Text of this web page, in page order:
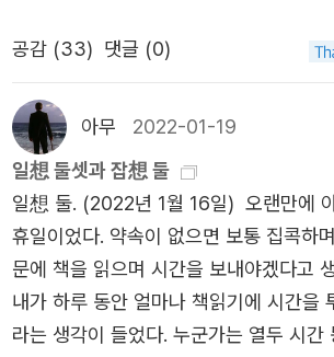
Stars and Stripes Forever)>를 휘파람
의 마지막 메시지를 인간의 언어로 해석
히, 그리고 물고기는 고마웠어요.’(So
for All the Fish)돌고래의 마지막 메시지
4권의 부제가 된다. 《히치하이커》가 라
으로 공개된 1970년대 중후반에 살았던
인간보다 지능이 뛰어난 동물이라는 사
렇지만 고래를 오랫동안 관찰한 과학자
있었다. * 칼 세이건 · 앤 드루얀 · 린다
명남 옮김 《지구의 속삭임》 (사이언스
의 편을 들게 된다. 자세한 내막은 모르
교육을 받고 자란 손흥민 선수의 인성을
의 책을 읽고 나니 손흥민 선수가 쓴 책
졌다. #3 요즘 즐겁게 읽고 있는 책! 문
한의 선의>다. 헌법의 사고방식에 대한
월한 글쟁이답게(책에서 계속 본인을 글
책이 재밌고 좋고 유익하고 감동적이다.
싶은 책이다. #4 난 항상 뒷북을 친다.
책이지만 크게 관심가지 않았다. 난 베스
는다. 관심은 가지만 이 이상의 흥미가
정 배우가 파친코 드라마로 아카데미 여
의 아름다움을 둘러보라. 언젠가 그 모든
다. 코스모스는 아름다운 것을 진화시켜
산산이 부수고, 부서진 조각들로 새로운
중성자별들이 서로 충돌해 우주 공간으로
따라서 어느 세계에서든 오래 생존하고
간 대량이주, 나아가 항성 간 대량 이주
아내야 할 것이다.” (p.373) #코스모스#앤드루얀#사
이언스북스
공감 (33) 댓글 (0)
아무 2022-01-19
일想 둘셋과 잡想 둘
일想 둘. (2022년 1월 16일) 오랜만에
휴일이었다. 약속이 없으면 보통 집콕하
문에 책을 읽으며 시간을 보내야겠다고
내가 하루 동안 얼마나 책읽기에 시간을
라는 생각이 들었다. 누군가는 열두 시간